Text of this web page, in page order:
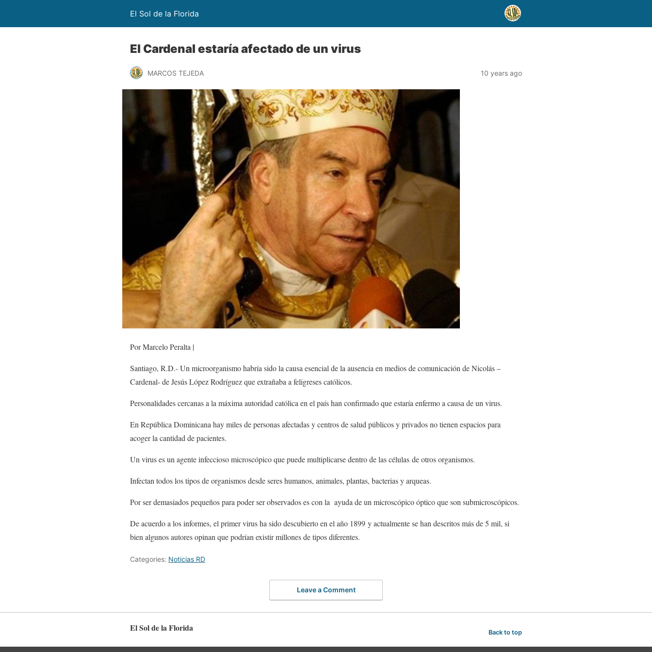
El Sol de la Florida
El Cardenal estaría afectado de un virus
MARCOS TEJEDA 10 years ago
Por Marcelo Peralta |
Santiago, R.D.- Un microorganismo habría sido la causa esencial de la ausencia en medios de comunicación de Nicolás –
Cardenal- de Jesús López Rodríguez que extrañaba a feligreses católicos.
Personalidades cercanas a la máxima autoridad católica en el país han confirmado que estaría enfermo a causa de un virus.
En República Dominicana hay miles de personas afectadas y centros de salud públicos y privados no tienen espacios para
acoger la cantidad de pacientes.
Un virus es un agente infeccioso microscópico que puede multiplicarse dentro de las células de otros organismos.
Infectan todos los tipos de organismos desde seres humanos, animales, plantas, bacterias y arqueas.
Por ser demasiados pequeños para poder ser observados es con la ayuda de un microscópico óptico que son submicroscópicos.
De acuerdo a los informes, el primer virus ha sido descubierto en el año 1899 y actualmente se han descritos más de 5 mil, si
bien algunos autores opinan que podrían existir millones de tipos diferentes.
Categories: Noticias RD
Leave a Comment
El Sol de la Florida Back to top